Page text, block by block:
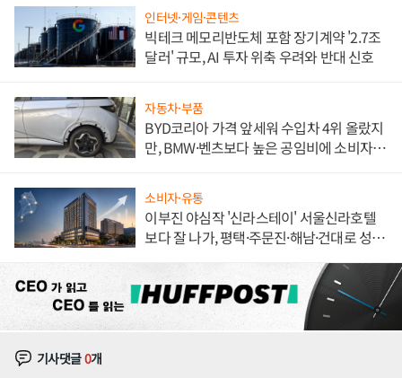
인터넷·게임·콘텐츠
빅테크 메모리반도체 포함 장기계약 '2.7조
달러' 규모, AI 투자 위축 우려와 반대 신호
자동차·부품
BYD코리아 가격 앞세워 수입차 4위 올랐지
만, BMW·벤츠보다 높은 공임비에 소비자
소비자·유통
이부진 야심작 '신라스테이' 서울신라호텔
보다 잘 나가, 평택·주문진·해남·건대로 성
기사댓글0개